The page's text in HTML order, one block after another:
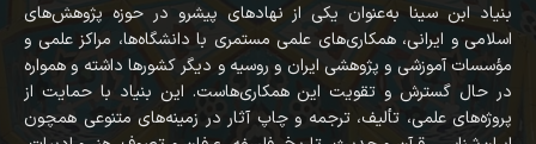
بنیاد ابن سینا به‌عنوان یکی از نهادهای پیشرو در حوزه پژوهش‌های
اسلامی و ایرانی، همکاری‌های علمی مستمری با دانشگاه‌ها، مراکز علمی و
مؤسسات آموزشی و پژوهشی ایران و روسیه و دیگر کشورها داشته و همواره
در حال گسترش و تقویت این همکاری‌هاست. این بنیاد با حمایت از
پروژه‌های علمی، تألیف، ترجمه و چاپ آثار در زمینه‌های متنوعی همچون